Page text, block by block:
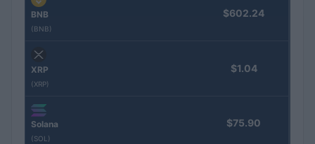
BNB
(BNB)
$602.24
XRP
(XRP)
$1.04
Solana
(SOL)
$75.90